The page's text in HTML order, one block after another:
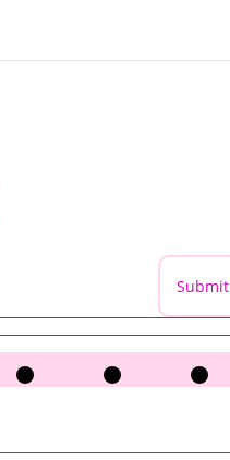
Submit